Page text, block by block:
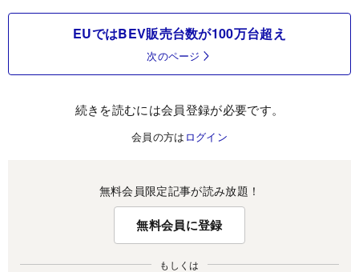
EUではBEV販売台数が100万台超え
次のページ
続きを読むには会員登録が必要です。
会員の方は ログイン
無料会員限定記事が読み放題！
無料会員に登録
もしくは